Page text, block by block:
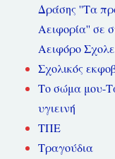
Δράσης ''Τα
Αειφορία'' σε
Αειφόρο
Σχολικός
Το σώμα μου-
υγιεινή
ΤΠΕ
Τραγούδια